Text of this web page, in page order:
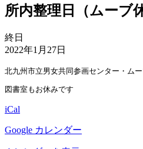
所内整理日（ムーブ
所
内
理
日
ー
休
終日
2022年1月27日
北九州市立男女共同参画センター・ムー
図書室もお休みです
iCal
Google カレンダー